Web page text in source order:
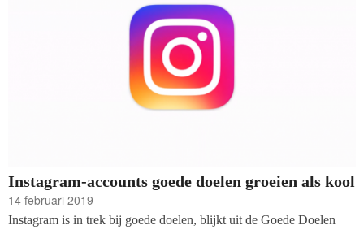
Instagram-accounts goede doelen groeien als kool
14 februari 2019
Instagram is in trek bij goede doelen, blijkt uit de Goede Doelen